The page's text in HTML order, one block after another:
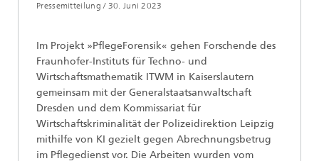
Pressemitteilung / 30. Juni 2023
Im Projekt »PflegeForensik« gehen Forschende des
Fraunhofer-Instituts für Techno- und
Wirtschaftsmathematik ITWM in Kaiserslautern
gemeinsam mit der Generalstaatsanwaltschaft
Dresden und dem Kommissariat für
Wirtschaftskriminalität der Polizeidirektion Leipzig
mithilfe von KI gezielt gegen Abrechnungsbetrug
im Pflegedienst vor. Die Arbeiten wurden vom